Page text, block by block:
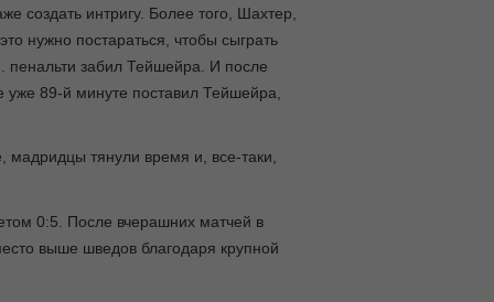
создать интригу. Более того, Шахтер,
нужно постараться, чтобы сыграть
пенальти забил Тейшейра. И после
уже 89-й минуте поставил Тейшейра,
тянули время и, все-таки,
0:5. После вчерашних матчей в
выше шведов благодаря крупной